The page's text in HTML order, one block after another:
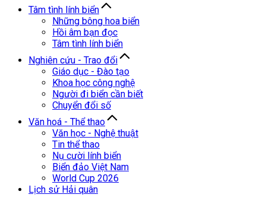
Tâm tình lính biển
Những bông hoa biển
Hồi âm bạn đọc
Tâm tình lính biển
Nghiên cứu - Trao đổi
Giáo dục - Đào tạo
Khoa học công nghệ
Người đi biển cần biết
Chuyển đổi số
Văn hoá - Thể thao
Văn học - Nghệ thuật
Tin thể thao
Nụ cười lính biển
Biển đảo Việt Nam
World Cup 2026
Lịch sử Hải quân